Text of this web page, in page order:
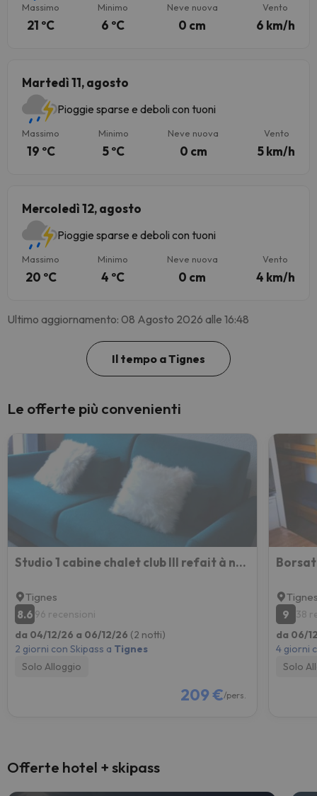
Massimo
21 ºC
Minimo
6 ºC
Neve nuova
0 cm
Vento
6 km/h
Martedì 11, agosto
Pioggie sparse e deboli con tuoni
Massimo
19 ºC
Minimo
5 ºC
Neve nuova
0 cm
Vento
5 km/h
Mercoledì 12, agosto
Pioggie sparse e deboli con tuoni
Massimo
20 ºC
Minimo
4 ºC
Neve nuova
0 cm
Vento
4 km/h
Ultimo aggiornamento: 08 Agosto 2026 alle 16:48
Il tempo a Tignes
Le offerte più convenienti
Studio 1 cabine chalet club III refait à neuf
Tignes
8.6 96 recensioni
da 04/12/26 a 06/12/26 (2 notti)
2 giorni con Skipass a Tignes
Solo Alloggio
209 €/pers.
9
38
da 06/
4 giorni
Solo
Offerte hotel + skipass